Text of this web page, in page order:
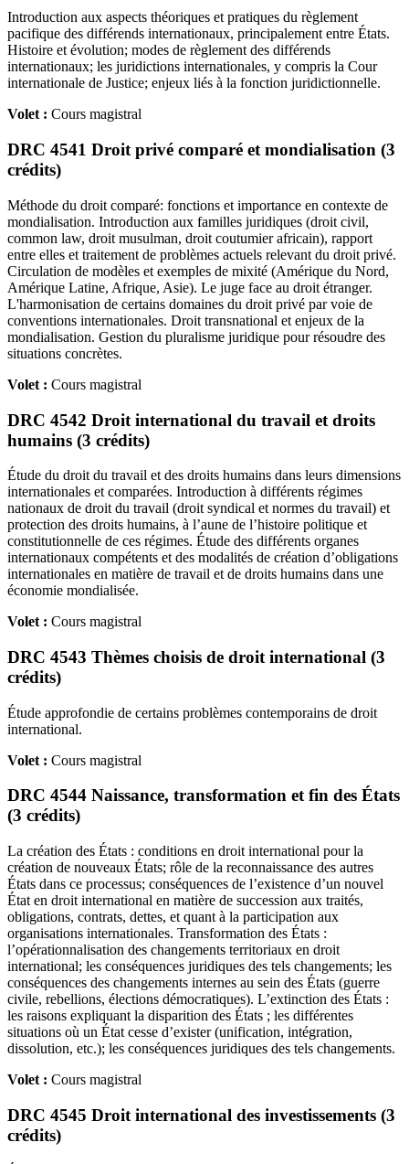
Introduction aux aspects théoriques et pratiques du règlement
pacifique des différends internationaux, principalement entre États.
Histoire et évolution; modes de règlement des différends
internationaux; les juridictions internationales, y compris la Cour
internationale de Justice; enjeux liés à la fonction juridictionnelle.
Volet : Cours magistral
DRC 4541 Droit privé comparé et mondialisation (3
crédits)
Méthode du droit comparé: fonctions et importance en contexte de
mondialisation. Introduction aux familles juridiques (droit civil,
common law, droit musulman, droit coutumier africain), rapport
entre elles et traitement de problèmes actuels relevant du droit privé.
Circulation de modèles et exemples de mixité (Amérique du Nord,
Amérique Latine, Afrique, Asie). Le juge face au droit étranger.
L'harmonisation de certains domaines du droit privé par voie de
conventions internationales. Droit transnational et enjeux de la
mondialisation. Gestion du pluralisme juridique pour résoudre des
situations concrètes.
Volet : Cours magistral
DRC 4542 Droit international du travail et droits
humains (3 crédits)
Étude du droit du travail et des droits humains dans leurs dimensions
internationales et comparées. Introduction à différents régimes
nationaux de droit du travail (droit syndical et normes du travail) et
protection des droits humains, à l’aune de l’histoire politique et
constitutionnelle de ces régimes. Étude des différents organes
internationaux compétents et des modalités de création d’obligations
internationales en matière de travail et de droits humains dans une
économie mondialisée.
Volet : Cours magistral
DRC 4543 Thèmes choisis de droit international (3
crédits)
Étude approfondie de certains problèmes contemporains de droit
international.
Volet : Cours magistral
DRC 4544 Naissance, transformation et fin des États
(3 crédits)
La création des États : conditions en droit international pour la
création de nouveaux États; rôle de la reconnaissance des autres
États dans ce processus; conséquences de l’existence d’un nouvel
État en droit international en matière de succession aux traités,
obligations, contrats, dettes, et quant à la participation aux
organisations internationales. Transformation des États :
l’opérationnalisation des changements territoriaux en droit
international; les conséquences juridiques des tels changements; les
conséquences des changements internes au sein des États (guerre
civile, rebellions, élections démocratiques). L’extinction des États :
les raisons expliquant la disparition des États ; les différentes
situations où un État cesse d’exister (unification, intégration,
dissolution, etc.); les conséquences juridiques des tels changements.
Volet : Cours magistral
DRC 4545 Droit international des investissements (3
crédits)